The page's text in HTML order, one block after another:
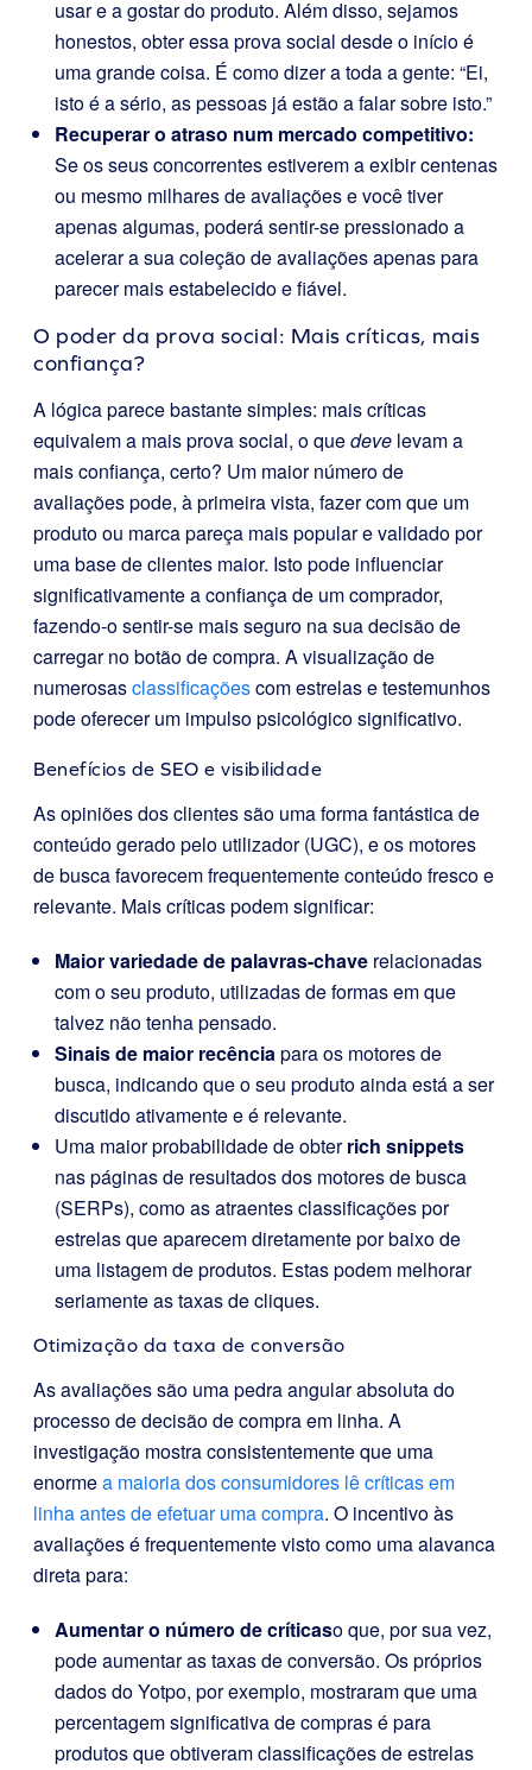
usar e a gostar do produto. Além disso, sejamos
honestos, obter essa prova social desde o início é
uma grande coisa. É como dizer a toda a gente: “Ei,
isto é a sério, as pessoas já estão a falar sobre isto.”
Recuperar o atraso num mercado competitivo:
Se os seus concorrentes estiverem a exibir centenas
ou mesmo milhares de avaliações e você tiver
apenas algumas, poderá sentir-se pressionado a
acelerar a sua coleção de avaliações apenas para
parecer mais estabelecido e fiável.
O poder da prova social: Mais críticas, mais
confiança?
A lógica parece bastante simples: mais críticas
equivalem a mais prova social, o quedeve levam a
mais confiança, certo? Um maior número de
avaliações pode, à primeira vista, fazer com que um
produto ou marca pareça mais popular e validado por
uma base de clientes maior. Isto pode influenciar
significativamente a confiança de um comprador,
fazendo-o sentir-se mais seguro na sua decisão de
carregar no botão de compra. A visualização de
numerosasclassificaçõescom estrelas e testemunhos
pode oferecer um impulso psicológico significativo.
Benefícios de SEO e visibilidade
As opiniões dos clientes são uma forma fantástica de
conteúdo gerado pelo utilizador (UGC), e os motores
de busca favorecem frequentemente conteúdo fresco e
relevante. Mais críticas podem significar:
Maior variedade de palavras-chave relacionadas
com o seu produto, utilizadas de formas em que
talvez não tenha pensado.
Sinais de maior recênciapara os motores de
busca, indicando que o seu produto ainda está a ser
discutido ativamente e é relevante.
Uma maior probabilidade de obterrich snippets
nas páginas de resultados dos motores de busca
(SERPs), como as atraentes classificações por
estrelas que aparecem diretamente por baixo de
uma listagem de produtos. Estas podem melhorar
seriamente as taxas de cliques.
Otimização da taxa de conversão
As avaliações são uma pedra angular absoluta do
processo de decisão de compra em linha. A
investigação mostra consistentemente que uma
enormea maioria dos consumidores lê críticas em
linha antes de efetuar uma compra. O incentivo às
avaliações é frequentemente visto como uma alavanca
direta para:
Aumentar o número de críticaso que, por sua vez,
pode aumentar as taxas de conversão. Os próprios
dados do Yotpo, por exemplo, mostraram que uma
percentagem significativa de compras é para
produtos que obtiveram classificações de estrelas